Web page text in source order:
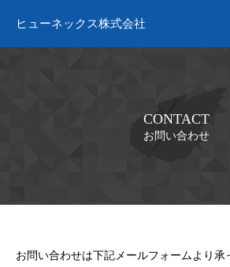
ヒューネックス株式会社
CONTACT
お問い合わせ
お問い合わせは下記メールフォームより承